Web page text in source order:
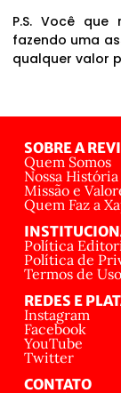
P.S. Você
fazendo uma
qualquer valor
SOBRE A
Quem Somos
Nossa História
Missão e
Quem Faz a
Política
Política de
Termos de Uso
REDES E
Instagram
Facebook
YouTube
Twitter
CONTATO